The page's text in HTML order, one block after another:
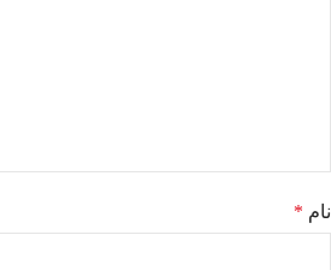
نام *